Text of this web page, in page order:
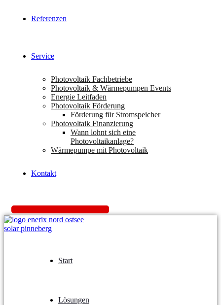
Referenzen
Service
Photovoltaik Fachbetriebe
Photovoltaik & Wärmepumpen Events
Energie Leitfaden
Photovoltaik Förderung
Förderung für Stromspeicher
Photovoltaik Finanzierung
Wann lohnt sich eine
Photovoltaikanlage?
Wärmepumpe mit Photovoltaik
Kontakt
Start
Lösungen